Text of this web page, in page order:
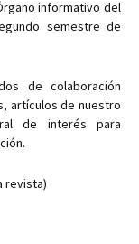
informativo del
semestre de
de colaboración
artículos de nuestro
de interés para
revista)